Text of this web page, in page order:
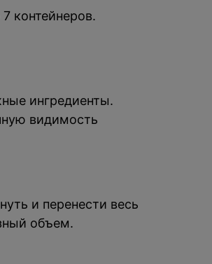
контейнеров.
ингредиенты.
видимость
и перенести весь
объем.